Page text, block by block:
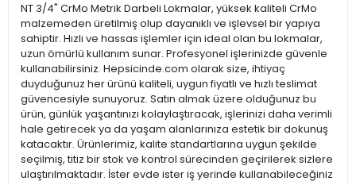
NT 3/4" CrMo Metrik Darbeli Lokmalar, yüksek kaliteli CrMo
malzemeden üretilmiş olup dayanıklı ve işlevsel bir yapıya
sahiptir. Hızlı ve hassas işlemler için ideal olan bu lokmalar,
uzun ömürlü kullanım sunar. Profesyonel işlerinizde güvenle
kullanabilirsiniz. Hepsicinde.com olarak size, ihtiyaç
duyduğunuz her ürünü kaliteli, uygun fiyatlı ve hızlı teslimat
güvencesiyle sunuyoruz. Satın almak üzere olduğunuz bu
ürün, günlük yaşantınızı kolaylaştıracak, işlerinizi daha verimli
hale getirecek ya da yaşam alanlarınıza estetik bir dokunuş
katacaktır. Ürünlerimiz, kalite standartlarına uygun şekilde
seçilmiş, titiz bir stok ve kontrol sürecinden geçirilerek sizlere
ulaştırılmaktadır. İster evde ister iş yerinde kullanabileceğiniz